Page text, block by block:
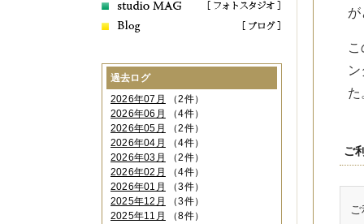
ご
過去ログ
2026年07月
（2件）
2026年06月
（4件）
2026年05月
（2件）
2026年04月
（4件）
2026年03月
（2件）
2026年02月
（4件）
2026年01月
（3件）
2025年12月
（3件）
2025年11月
（8件）